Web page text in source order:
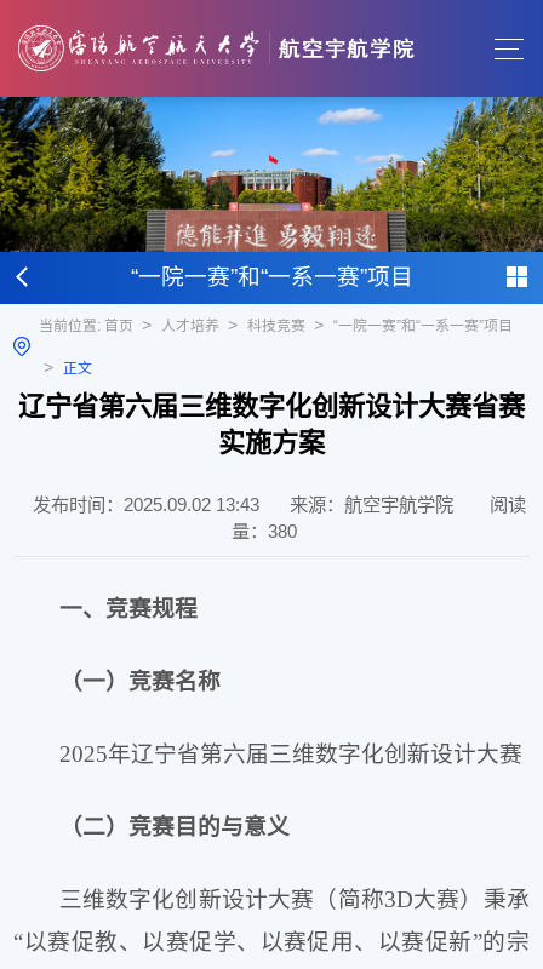
“一院一赛”和“一系一赛”项目
当前位置: 首页 > 人才培养 > 科技竞赛 > “一院一赛”和“一系一赛”项目
> 正文
辽宁省第六届三维数字化创新设计大赛省赛
实施方案
发布时间：2025.09.02 13:43 来源：航空宇航学院
阅读
量： 380
一、竞赛规程
（一）竞赛名称
2025年辽宁省第六届三维数字化创新设计大赛
（二）竞赛目的与意义
三维数字化创新设计大赛（简称3D大赛）秉承
“以赛促教、以赛促学、以赛促用、以赛促新”的宗